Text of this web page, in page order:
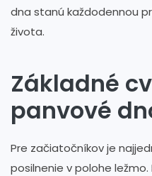
dna stanú každodennou
života.
Základné
panvové
Pre začiatočníkov je
posilnenie v polohe